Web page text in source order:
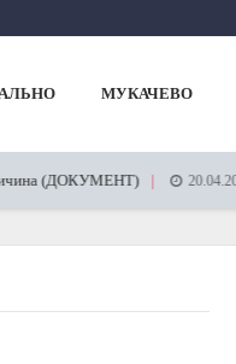
МУКАЧЕВО
(ДОКУМЕНТ) 20.04.2023